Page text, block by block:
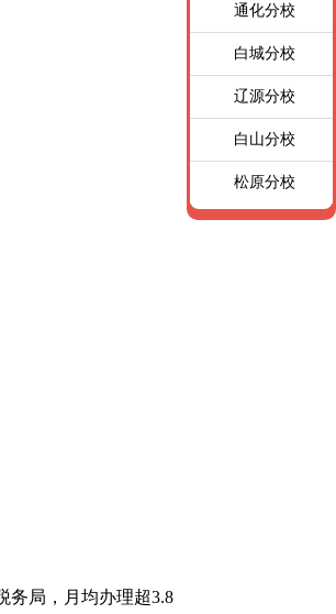
局，月均办理超3.8
通化分校
白城分校
辽源分校
白山分校
松原分校